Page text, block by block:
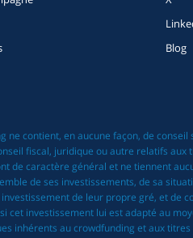
Blog
contient, en aucune façon, de conseil
fiscal, juridique ou autre relatifs
de caractère général et ne tiennent
de ses investissements, de sa
de leur propre gré, et de
cet investissement lui est adapté au
inhérents au crowdfunding et aux